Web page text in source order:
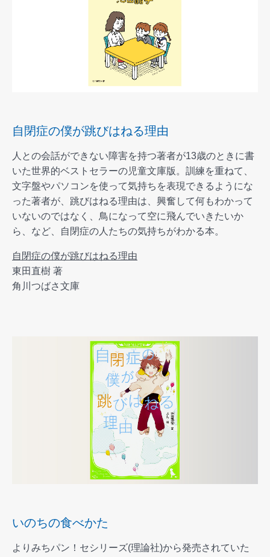
自閉症の僕が跳びはねる理由
人との会話ができない障害を持つ著者が13歳のときに書
いた世界的ベストセラーの児童文庫版。訓練を重ねて、
文字盤やパソコンを使って気持ちを表現できるようにな
った著者が、跳びはねる理由は、興奮して何もわかって
いないのではなく、鳥になって空に飛んでいきたいか
ら、など、自閉症の人たちの気持ちがわかる本。
自閉症の僕が跳びはねる理由
東田直樹 著
角川つばさ文庫
いのちの食べかた
よりみちパン！セシリーズ(理論社)から発売されていた